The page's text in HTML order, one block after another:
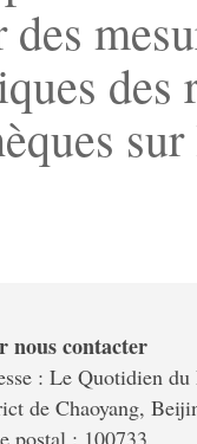
des
nous contacter
: Le Quotidien
de Chaoyang,
postal : 100733